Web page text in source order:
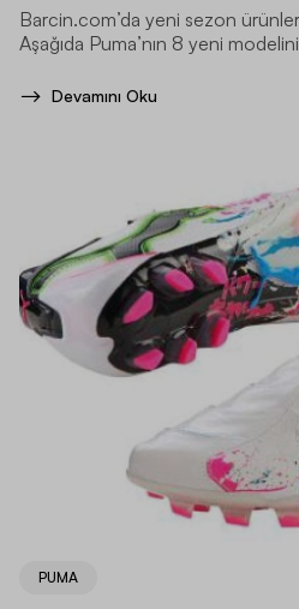
Barcin.com’da yeni sezon
Aşağıda Puma’nın 8 yeni
Devamını Oku
PUMA